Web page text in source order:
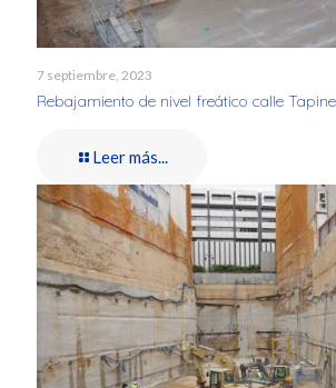
7 septiembre, 2023
Rebajamiento de nivel freático calle
Leer más...